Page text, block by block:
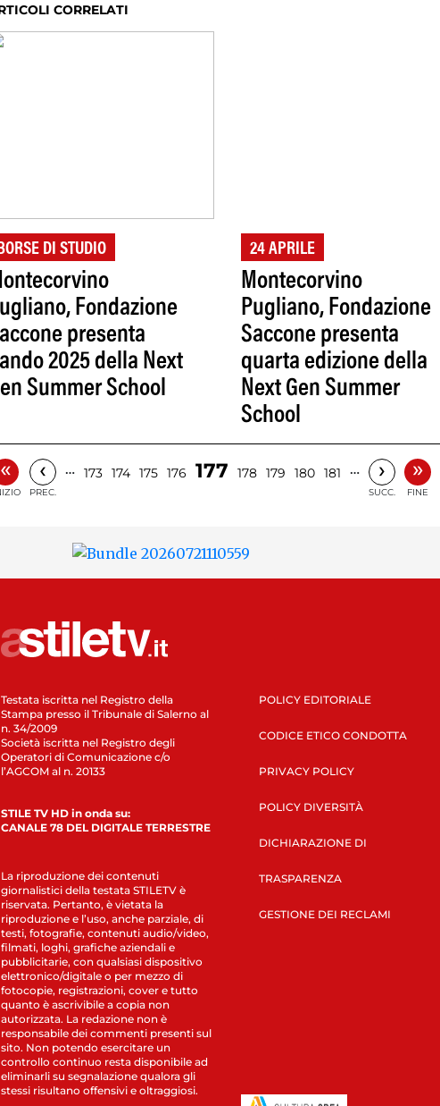
CORRELATI
DI STUDIO
Fondazione
presenta
2025 della Next
Summer School
24 APRILE
Montecorvino
Pugliano, Fondazione
Saccone presenta
quarta edizione della
Next Gen Summer
School
« ‹
PREC.
… 173 174 175 176 177 178 179 180 181 … ›
SUCC.
»
FINE
Testata iscritta nel Registro della
Stampa presso il Tribunale di Salerno al
n. 34/2009
Società iscritta nel Registro degli
Operatori di Comunicazione c/o
l’AGCOM al n. 20133
STILE TV HD in onda su:
CANALE 78 DEL DIGITALE TERRESTRE
La riproduzione dei contenuti
giornalistici della testata STILETV è
riservata. Pertanto, è vietata la
riproduzione e l’uso, anche parziale, di
testi, fotografie, contenuti audio/video,
filmati, loghi, grafiche aziendali e
pubblicitarie, con qualsiasi dispositivo
elettronico/digitale o per mezzo di
fotocopie, registrazioni, cover e tutto
quanto è ascrivibile a copia non
autorizzata. La redazione non è
responsabile dei commenti presenti sul
sito. Non potendo esercitare un
controllo continuo resta disponibile ad
eliminarli su segnalazione qualora gli
stessi risultano offensivi e oltraggiosi.
POLICY EDITORIALE
CODICE ETICO CONDOTTA
PRIVACY POLICY
POLICY DIVERSITÀ
DICHIARAZIONE DI
TRASPARENZA
GESTIONE DEI RECLAMI